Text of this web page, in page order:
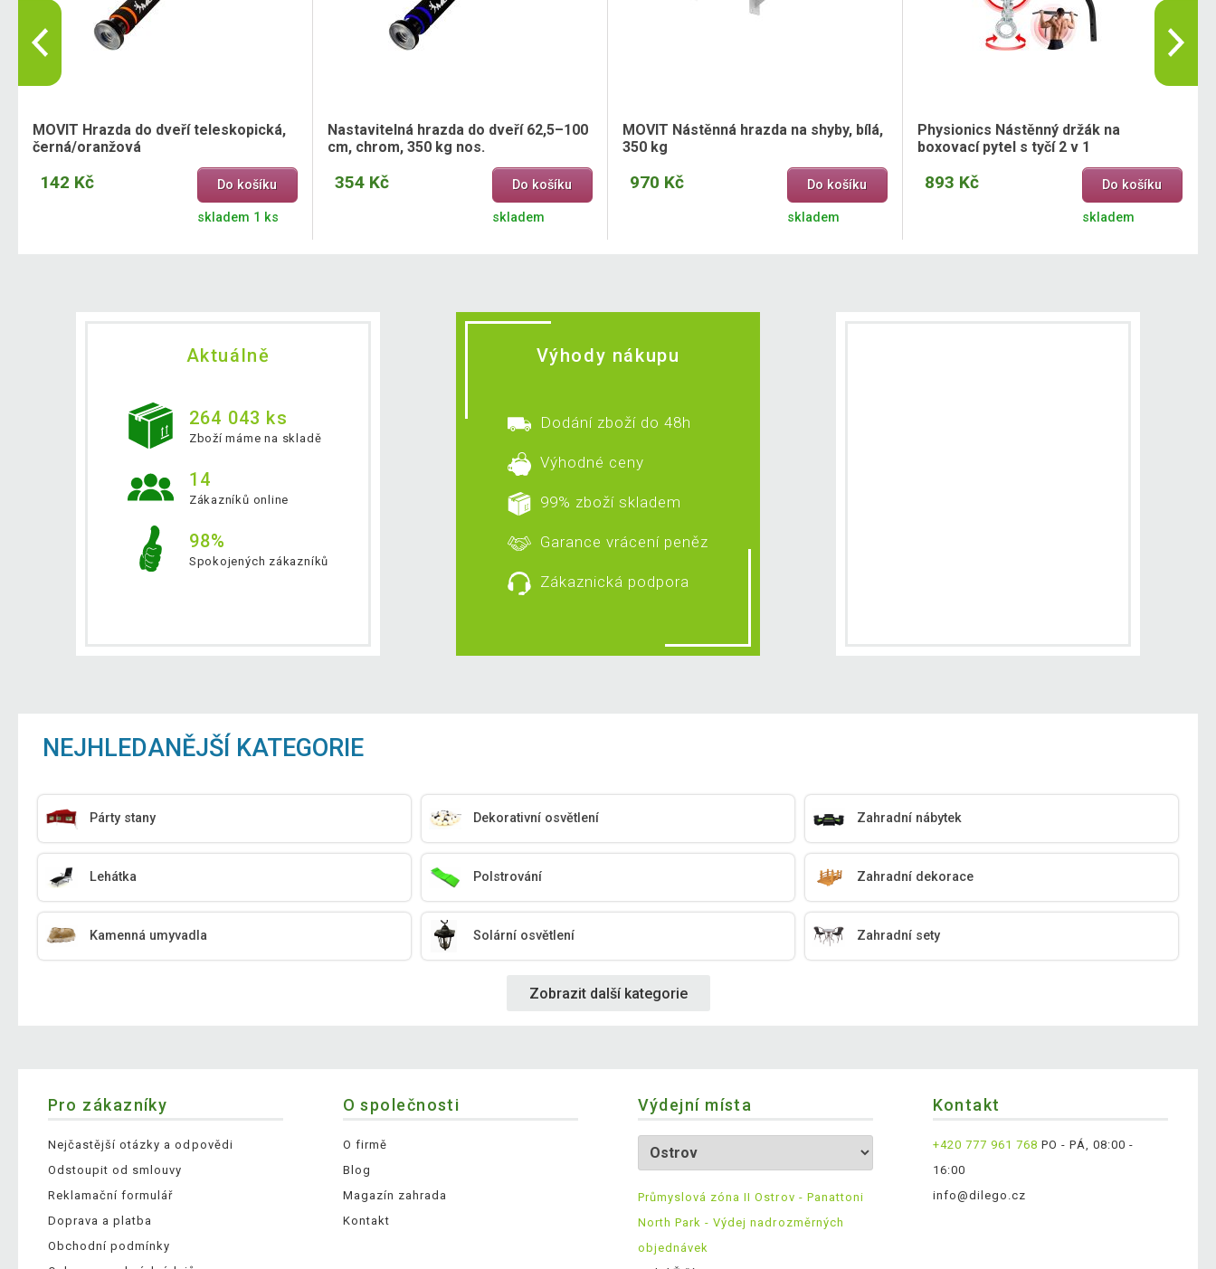
MOVIT Hrazda do dveří teleskopická,
černá/oranžová
142 Kč Do košíku
skladem 1 ks
Nastavitelná hrazda do dveří 62,5–100
cm, chrom, 350 kg nos.
354 Kč Do košíku
skladem
MOVIT Nástěnná hrazda na shyby, bílá,
350 kg
970 Kč Do košíku
skladem
Physionics Nástěnný držák na
boxovací pytel s tyčí 2 v 1
893 Kč Do košíku
skladem
Aktuálně
264 043 ks
Zboží máme na skladě
14
Zákazníků online
98%
Spokojených zákazníků
Výhody nákupu
Dodání zboží do 48h
Výhodné ceny
99% zboží skladem
Garance vrácení peněz
Zákaznická podpora
NEJHLEDANĚJŠÍ KATEGORIE
Párty stany Dekorativní osvětlení Zahradní nábytek
Lehátka Polstrování Zahradní dekorace
Kamenná umyvadla Solární osvětlení Zahradní sety
Zobrazit další kategorie
Pro zákazníky
Nejčastější otázky a odpovědi
Odstoupit od smlouvy
Reklamační formulář
Doprava a platba
Obchodní podmínky
O společnosti
O firmě
Blog
Magazín zahrada
Kontakt
Výdejní místa
Průmyslová zóna II Ostrov - Panattoni
North Park - Výdej nadrozměrných
objednávek
Kontakt
+420 777 961 768 PO - PÁ, 08:00 -
16:00
info@dilego.cz